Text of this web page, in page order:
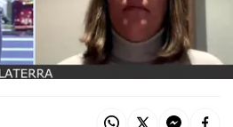
residente en España
hasta, al menos el 16 de